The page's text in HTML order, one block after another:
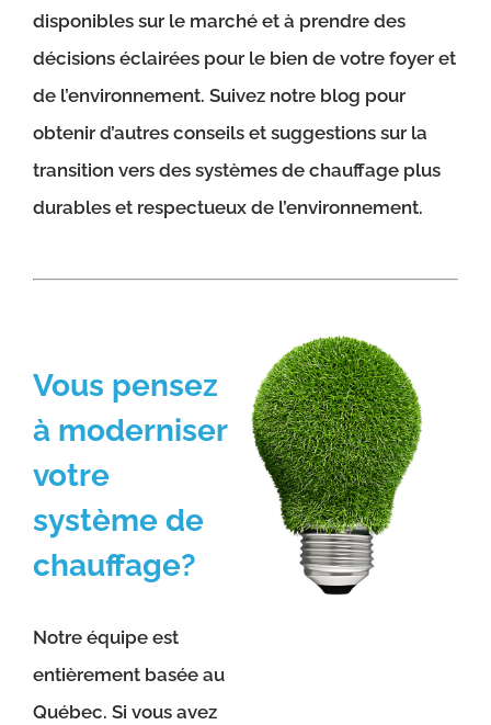
disponibles sur le marché et à prendre des
décisions éclairées pour le bien de votre foyer et
de l’environnement. Suivez notre blog pour
obtenir d’autres conseils et suggestions sur la
transition vers des systèmes de chauffage plus
durables et respectueux de l’environnement.
Vous pensez
à moderniser
votre
système de
chauffage?
Notre équipe est
entièrement basée au
Québec. Si vous avez